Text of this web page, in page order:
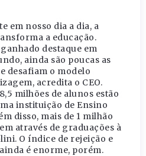
em nosso dia a dia, a
a educação.
destaque em
ainda são poucas as
desafiam o modelo
acredita o CEO.
milhões de alunos estão
instituição de Ensino
disso, mais de 1 milhão
através de graduações à
O índice de rejeição e
é enorme, porém.